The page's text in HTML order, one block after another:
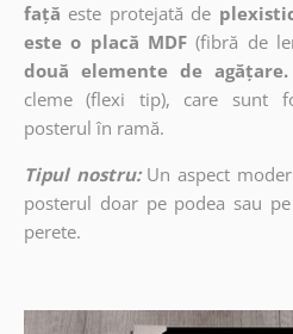
față este protejată de
este o placă MDF (fibră de
două elemente de agățare.
cleme (flexi tip), care sunt
posterul în ramă.
Tipul nostru: Un aspect
posterul doar pe podea sau
perete.